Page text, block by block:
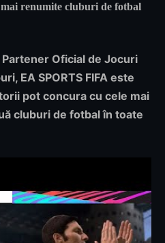
renumite cluburi de fotbal
Oficial de Jocuri
EA SPORTS FIFA este
pot concura cu cele mai
cluburi de fotbal în toate